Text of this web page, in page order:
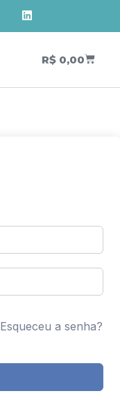
R$0,00
Esqueceu a senha?